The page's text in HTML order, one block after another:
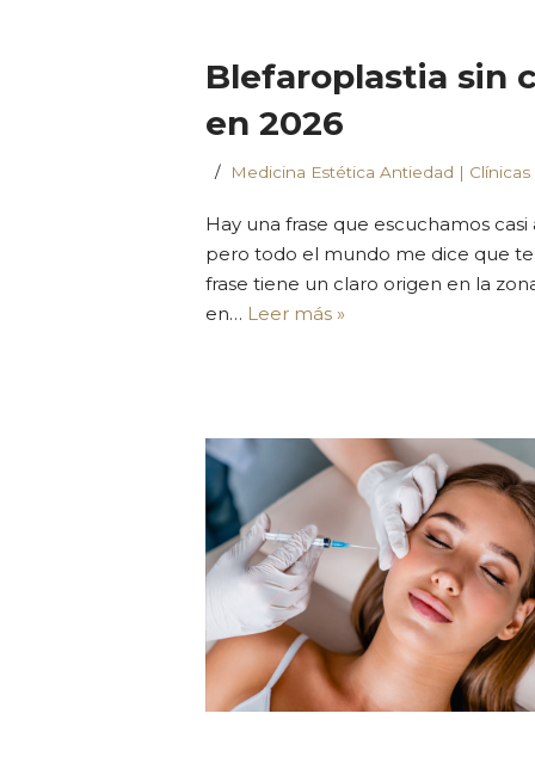
Blefaroplastia sin
en 2026
Medicina Estética Antiedad | Clínicas
Hay una frase que escuchamos
pero todo el mundo me dice que
frase tiene un claro origen en la
en… Leer más »